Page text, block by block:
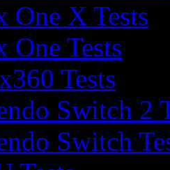
One X Tests
One Tests
Tests
Switch 2
Switch